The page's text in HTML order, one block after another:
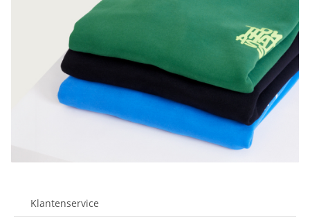
Klantenservice